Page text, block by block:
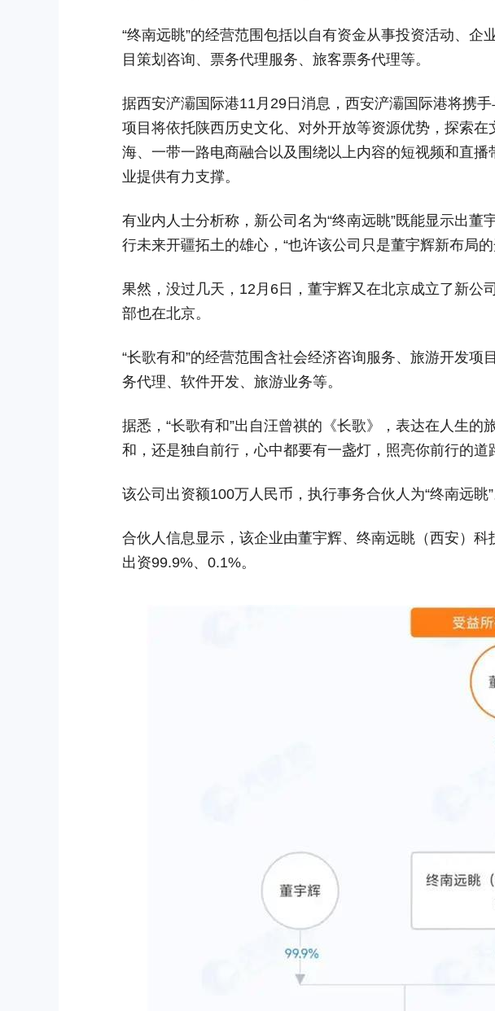
“终南远眺”的经营范围包括以自有资金从事投资活动、企
目策划咨询、票务代理服务、旅客票务代理等。
据西安浐灞国际港11月29日消息，西安浐灞国际港将携
项目将依托陕西历史文化、对外开放等资源优势，探索
海、一带一路电商融合以及围绕以上内容的短视频和直
业提供有力支撑。
有业内人士分析称，新公司名为“终南远眺”既能显示出董
行未来开疆拓土的雄心，“也许该公司只是董宇辉新布局的
果然，没过几天，12月6日，董宇辉又在北京成立了新公
部也在北京。
“长歌有和”的经营范围含社会经济咨询服务、旅游开发项
务代理、软件开发、旅游业务等。
据悉，“长歌有和”出自汪曾祺的《长歌》，表达在人生的
和，还是独自前行，心中都要有一盏灯，照亮你前行的道
该公司出资额100万人民币，执行事务合伙人为“终南远眺”
合伙人信息显示，该企业由董宇辉、终南远眺（西安）科
出资99.9%、0.1%。